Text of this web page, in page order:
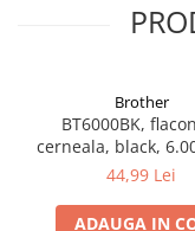
Brother
BT6000BK,
cerneala, black,
Ink Benefit DCP-
44,99 Lei
ADAUGA IN